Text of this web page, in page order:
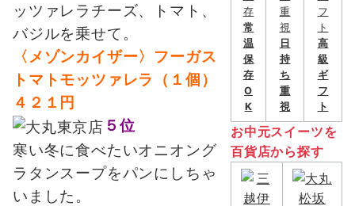
ッツァレラチーズ、トマト、
バジルを乗せて。
〈メゾンカイザー〉フーガス
トマトモッツァレラ（１個）
４２１円
５位
寒い冬に食べたいオニオング
ラタンスープをパンにしちゃ
いました。
常
温
保
存
O
K
日
持
ち
重
視
高
級
ギ
フ
ト
お中元スイーツを
百貨店から探す